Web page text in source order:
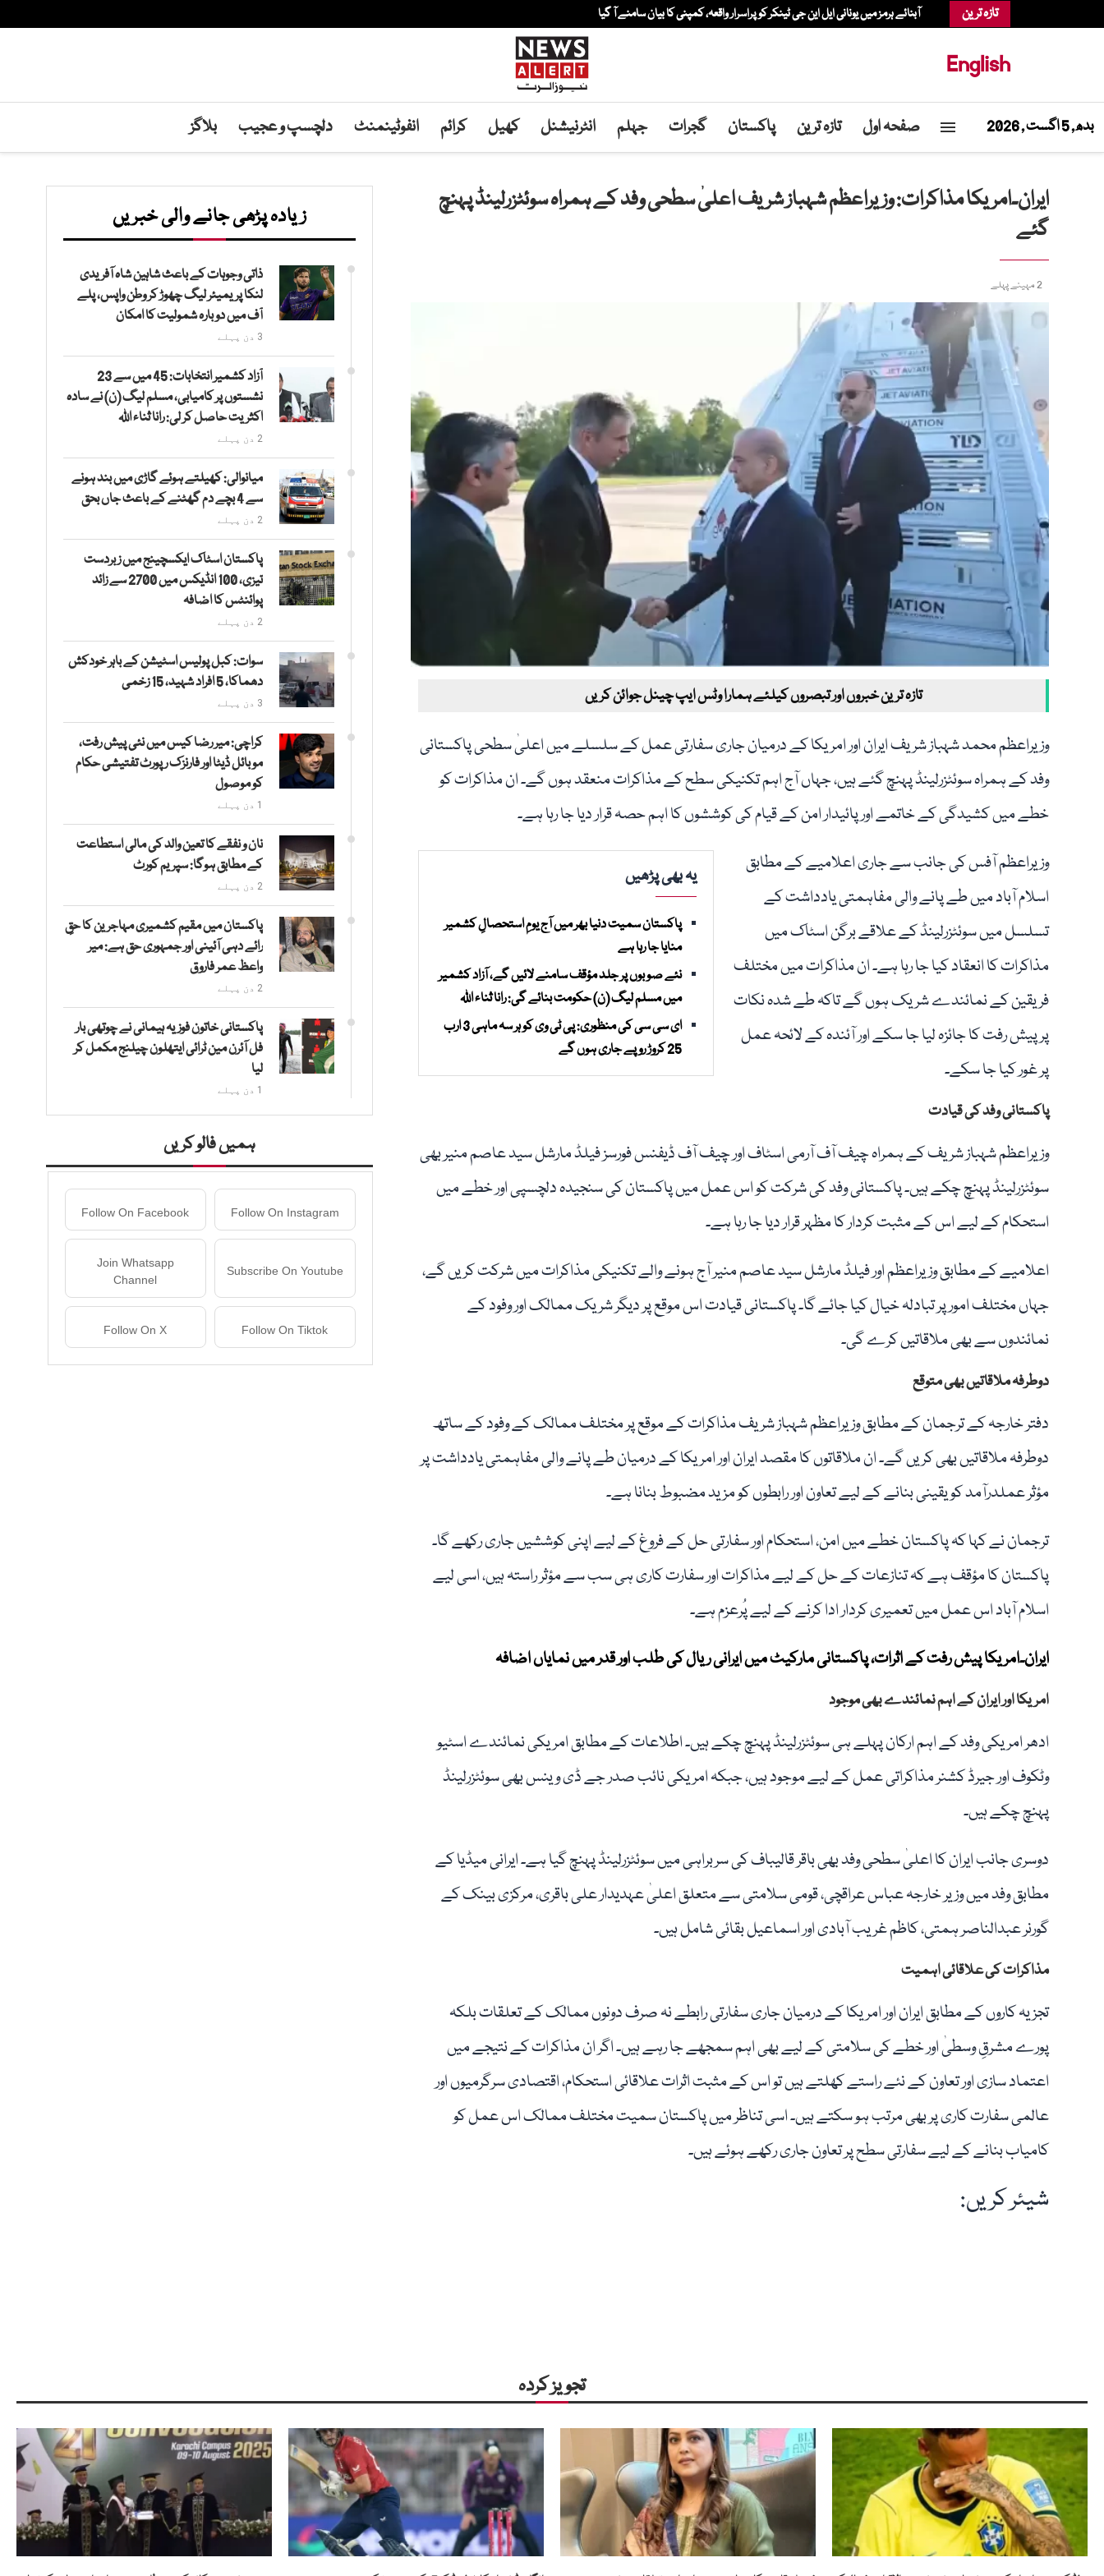
تازہ ترین آبنائے ہرمز میں یونانی ایل این جی ٹینکر کو پراسرار واقعہ، کمپنی کا بیان سامنے آ گیا
English
بدھ, 5 اگست , 2026 صفحہ اول تازہ ترین پاکستان گجرات جہلم انٹرنیشنل کھیل کرائم انفوٹینمنٹ دلچسپ و عجیب بلاگز
ایران۔امریکا مذاکرات: وزیراعظم شہباز شریف اعلیٰ سطحی وفد کے ہمراہ سوئٹزرلینڈ پہنچ
گئے
2 مہینے پہلے
تازہ ترین خبروں اور تبصروں کیلئے ہمارا وٹس ایپ چینل جوائن کریں
وزیراعظم محمد شہباز شریف ایران اور امریکا کے درمیان جاری سفارتی عمل کے سلسلے میں اعلیٰ سطحی پاکستانی
وفد کے ہمراہ سوئٹزرلینڈ پہنچ گئے ہیں، جہاں آج اہم تکنیکی سطح کے مذاکرات منعقد ہوں گے۔ ان مذاکرات کو
خطے میں کشیدگی کے خاتمے اور پائیدار امن کے قیام کی کوششوں کا اہم حصہ قرار دیا جا رہا ہے۔
یہ بھی پڑھیں
پاکستان سمیت دنیا بھر میں آج یومِ استحصالِ کشمیر
منایا جا رہا ہے
نئے صوبوں پر جلد مؤقف سامنے لائیں گے، آزاد کشمیر
میں مسلم لیگ (ن) حکومت بنائے گی: رانا ثناء اللہ
ای سی سی کی منظوری: پی ٹی وی کو ہر سہ ماہی 3 ارب
25 کروڑ روپے جاری ہوں گے
وزیراعظم آفس کی جانب سے جاری اعلامیے کے مطابق
اسلام آباد میں طے پانے والی مفاہمتی یادداشت کے
تسلسل میں سوئٹزرلینڈ کے علاقے برگن اسٹاک میں
مذاکرات کا انعقاد کیا جا رہا ہے۔ ان مذاکرات میں مختلف
فریقین کے نمائندے شریک ہوں گے تاکہ طے شدہ نکات
پر پیش رفت کا جائزہ لیا جا سکے اور آئندہ کے لائحہ عمل
پر غور کیا جا سکے۔
پاکستانی وفد کی قیادت
وزیراعظم شہباز شریف کے ہمراہ چیف آف آرمی اسٹاف اور چیف آف ڈیفنس فورسز فیلڈ مارشل سید عاصم منیر بھی
سوئٹزرلینڈ پہنچ چکے ہیں۔ پاکستانی وفد کی شرکت کو اس عمل میں پاکستان کی سنجیدہ دلچسپی اور خطے میں
استحکام کے لیے اس کے مثبت کردار کا مظہر قرار دیا جا رہا ہے۔
اعلامیے کے مطابق وزیراعظم اور فیلڈ مارشل سید عاصم منیر آج ہونے والے تکنیکی مذاکرات میں شرکت کریں گے،
جہاں مختلف امور پر تبادلہ خیال کیا جائے گا۔ پاکستانی قیادت اس موقع پر دیگر شریک ممالک اور وفود کے
نمائندوں سے بھی ملاقاتیں کرے گی۔
دوطرفہ ملاقاتیں بھی متوقع
دفتر خارجہ کے ترجمان کے مطابق وزیراعظم شہباز شریف مذاکرات کے موقع پر مختلف ممالک کے وفود کے ساتھ
دوطرفہ ملاقاتیں بھی کریں گے۔ ان ملاقاتوں کا مقصد ایران اور امریکا کے درمیان طے پانے والی مفاہمتی یادداشت پر
مؤثر عملدرآمد کو یقینی بنانے کے لیے تعاون اور رابطوں کو مزید مضبوط بنانا ہے۔
ترجمان نے کہا کہ پاکستان خطے میں امن، استحکام اور سفارتی حل کے فروغ کے لیے اپنی کوششیں جاری رکھے گا۔
پاکستان کا مؤقف ہے کہ تنازعات کے حل کے لیے مذاکرات اور سفارت کاری ہی سب سے مؤثر راستہ ہیں، اسی لیے
اسلام آباد اس عمل میں تعمیری کردار ادا کرنے کے لیے پُرعزم ہے۔
ایران۔امریکا پیش رفت کے اثرات، پاکستانی مارکیٹ میں ایرانی ریال کی طلب اور قدر میں نمایاں اضافہ
امریکا اور ایران کے اہم نمائندے بھی موجود
ادھر امریکی وفد کے اہم ارکان پہلے ہی سوئٹزرلینڈ پہنچ چکے ہیں۔ اطلاعات کے مطابق امریکی نمائندے اسٹیو
وٹکوف اور جیرڈ کشنر مذاکراتی عمل کے لیے موجود ہیں، جبکہ امریکی نائب صدر جے ڈی وینس بھی سوئٹزرلینڈ
پہنچ چکے ہیں۔
دوسری جانب ایران کا اعلیٰ سطحی وفد بھی باقر قالیباف کی سربراہی میں سوئٹزرلینڈ پہنچ گیا ہے۔ ایرانی میڈیا کے
مطابق وفد میں وزیر خارجہ عباس عراقچی، قومی سلامتی سے متعلق اعلیٰ عہدیدار علی باقری، مرکزی بینک کے
گورنر عبدالناصر ہمتی، کاظم غریب آبادی اور اسماعیل بقائی شامل ہیں۔
مذاکرات کی علاقائی اہمیت
تجزیہ کاروں کے مطابق ایران اور امریکا کے درمیان جاری سفارتی رابطے نہ صرف دونوں ممالک کے تعلقات بلکہ
پورے مشرقِ وسطیٰ اور خطے کی سلامتی کے لیے بھی اہم سمجھے جا رہے ہیں۔ اگر ان مذاکرات کے نتیجے میں
اعتماد سازی اور تعاون کے نئے راستے کھلتے ہیں تو اس کے مثبت اثرات علاقائی استحکام، اقتصادی سرگرمیوں اور
عالمی سفارت کاری پر بھی مرتب ہو سکتے ہیں۔ اسی تناظر میں پاکستان سمیت مختلف ممالک اس عمل کو
کامیاب بنانے کے لیے سفارتی سطح پر تعاون جاری رکھے ہوئے ہیں۔
شیئر کریں:
زیادہ پڑھی جانے والی خبریں
ذاتی وجوہات کے باعث شاہین شاہ آفریدی
لنکا پریمیئر لیگ چھوڑ کر وطن واپس، پلے
آف میں دوبارہ شمولیت کا امکان
3 دن پہلے
آزاد کشمیر انتخابات: 45 میں سے 23
نشستوں پر کامیابی، مسلم لیگ (ن) نے سادہ
اکثریت حاصل کر لی: رانا ثناء اللہ
2 دن پہلے
میانوالی: کھیلتے ہوئے گاڑی میں بند ہونے
سے 4 بچے دم گھٹنے کے باعث جاں بحق
2 دن پہلے
پاکستان اسٹاک ایکسچینج میں زبردست
تیزی، 100 انڈیکس میں 2700 سے زائد
پوائنٹس کا اضافہ
2 دن پہلے
سوات: کبل پولیس اسٹیشن کے باہر خودکش
دھماکا، 5 افراد شہید، 15 زخمی
3 دن پہلے
کراچی: میر رضا کیس میں نئی پیش رفت،
موبائل ڈیٹا اور فارنزک رپورٹ تفتیشی حکام
کو موصول
1 دن پہلے
نان و نفقے کا تعین والد کی مالی استطاعت
کے مطابق ہوگا: سپریم کورٹ
2 دن پہلے
پاکستان میں مقیم کشمیری مہاجرین کا حقِ
رائے دہی آئینی اور جمہوری حق ہے: میر
واعظ عمر فاروق
2 دن پہلے
پاکستانی خاتون فوزیہ ہیمانی نے چوتھی بار
فل آئرن مین ٹرائی ایتھلون چیلنج مکمل کر
لیا
1 دن پہلے
ہمیں فالو کریں
Follow On Instagram
Follow On Facebook
Subscribe On Youtube
Join Whatsapp
Channel
Follow On Tiktok
Follow On X
تجویز کردہ